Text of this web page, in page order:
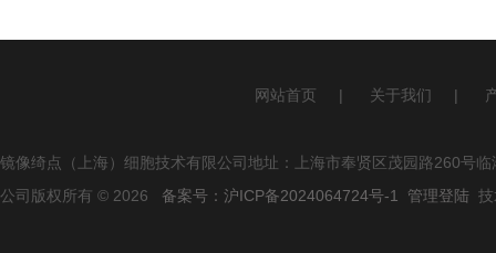
网站首页 | 关于我们 |
镜像绮点（上海）细胞技术有限公司地址：上海市奉贤区茂园路260号
公司版权所有 © 2026 备案号：沪ICP备2024064724号-1 管理登陆